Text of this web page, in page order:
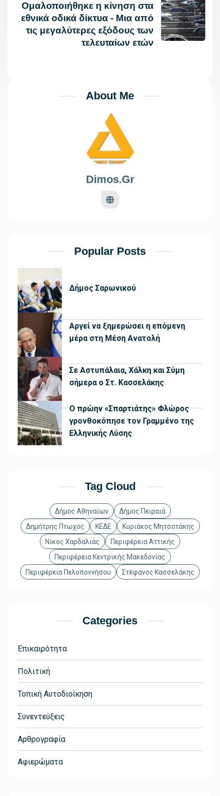
Ομαλοποιήθηκε η κίνηση στα
εθνικά οδικά δίκτυα - Μια από
τις μεγαλύτερες εξόδους των
τελευταίων ετών
About Me
Dimos.gr
Popular Posts
Δήμος Σαρωνικού
Αργεί να ξημερώσει η επόμενη
μέρα στη Μέση Ανατολή
Σε Αστυπάλαια, Χάλκη και Σύμη
σήμερα ο Στ. Κασσελάκης
Ο πρώην «Σπαρτιάτης» Φλώρος
γρονθοκόπησε τον Γραμμένο της
Ελληνικής Λύσης
Tag Cloud
Δήμος Αθηναίων
Δήμος Πειραιά
Δημήτρης Πτωχός
ΚΕΔΕ
Κυριάκος Μητσοτάκης
Νίκος Χαρδαλιάς
Περιφέρεια Αττικής
Περιφέρεια Κεντρικής Μακεδονίας
Περιφέρεια Πελοποννήσου
Στέφανος Κασσελάκης
Categories
Επικαιρότητα
Πολιτική
Τοπική Αυτοδιοίκηση
Συνεντεύξεις
Αρθρογραφία
Αφιερώματα